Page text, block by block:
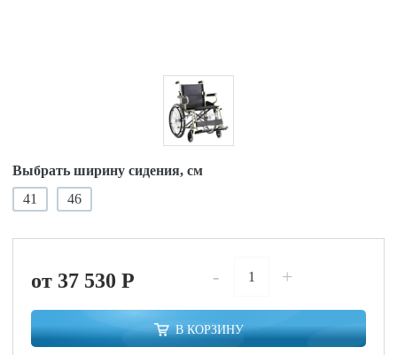
Выбрать ширину сидения, см
46
41
от 37 530P - +
В КОРЗИНУ